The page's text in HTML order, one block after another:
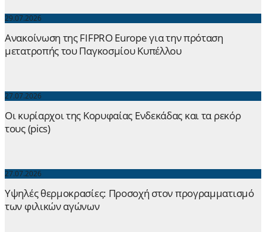
29.07.2026
Ανακοίνωση της FIFPRO Europe για την πρόταση
μετατροπής του Παγκοσμίου Κυπέλλου
27.07.2026
Οι κυρίαρχοι της Κορυφαίας Ενδεκάδας και τα ρεκόρ
τους (pics)
27.07.2026
Yψηλές θερμοκρασίες: Προσοχή στον προγραμματισμό
των φιλικών αγώνων